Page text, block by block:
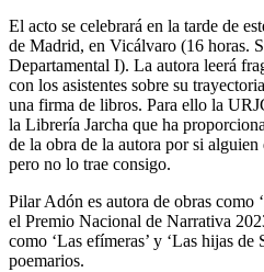
El acto se celebrará en la tarde de
de Madrid, en Vicálvaro (16 horas.
Departamental I). La autora leerá
con los asistentes sobre su
una firma de libros. Para ello la
la Librería Jarcha que ha
de la obra de la autora por si
pero no lo trae consigo.
Pilar Adón es autora de obras como
el Premio Nacional de Narrativa
como ‘Las efímeras’ y ‘Las hijas
poemarios.